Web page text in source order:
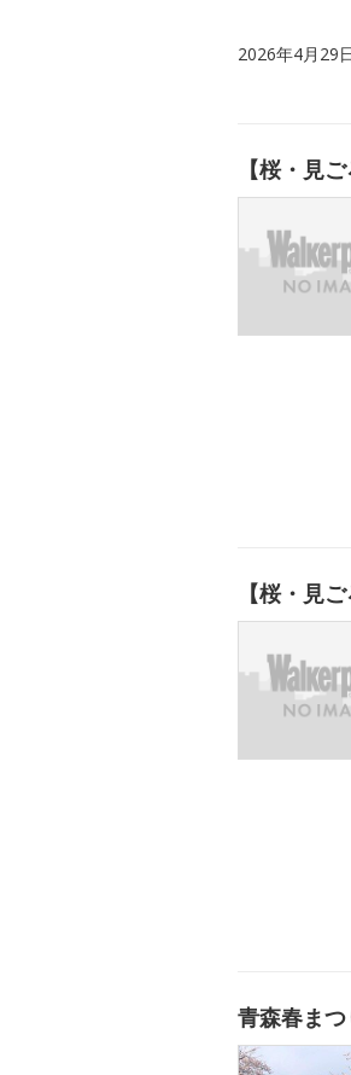
2026年4月29
【桜・見
【桜・見
青森春まつ